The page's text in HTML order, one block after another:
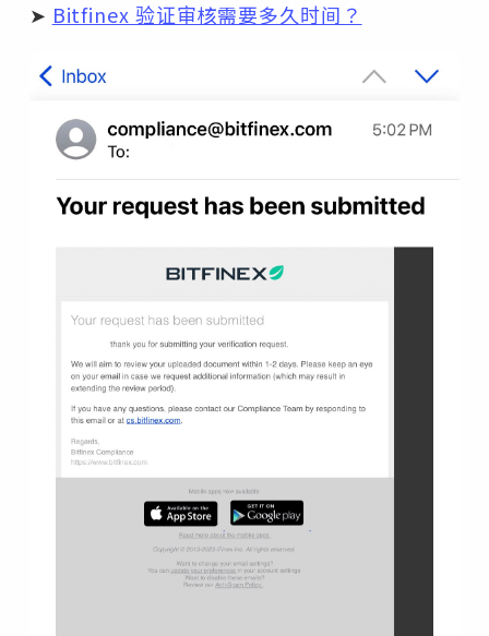
➤ Bitfinex 验证审核需要多久时间？